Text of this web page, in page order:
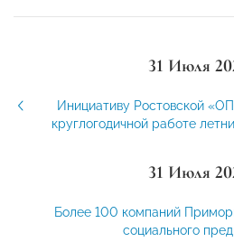
31 Июля
Инициативу Ростовской
круглогодичной работе
31 Июля
Более 100 компаний
социального